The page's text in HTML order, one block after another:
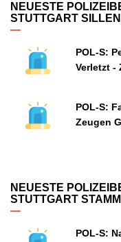
NEUESTE
STUTTGART
POL-S:
Verletzt -
POL-S:
Zeugen
NEUESTE
STUTTGART
POL-S: